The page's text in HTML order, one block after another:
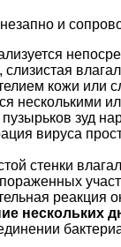
и
кожи или
несколькими
зуд
вируса
стенки
пораженных
нескольких